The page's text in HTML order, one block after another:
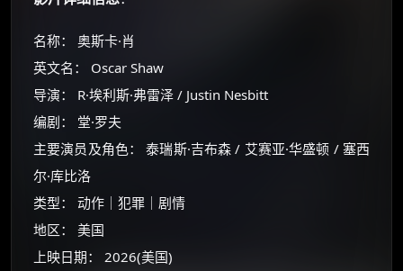
名称： 奥斯卡·肖
英文名： Oscar Shaw
导演： R·埃利斯·弗雷泽 / Justin Nesbitt
编剧： 堂·罗夫
主要演员及角色： 泰瑞斯·吉布森 / 艾赛亚·华盛顿 / 塞西
尔·库比洛
类型： 动作｜犯罪｜剧情
地区： 美国
上映日期： 2026(美国)
🧧 福利领取站